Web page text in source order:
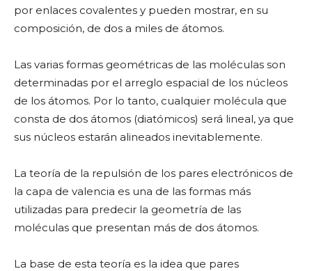
por enlaces covalentes y pueden mostrar, en su
composición, de dos a miles de átomos.
Las varias formas geométricas de las moléculas son
determinadas por el arreglo espacial de los núcleos
de los átomos. Por lo tanto, cualquier molécula que
consta de dos átomos (diatómicos) será lineal, ya que
sus núcleos estarán alineados inevitablemente.
La teoría de la repulsión de los pares electrónicos de
la capa de valencia es una de las formas más
utilizadas para predecir la geometría de las
moléculas que presentan más de dos átomos.
La base de esta teoría es la idea que pares